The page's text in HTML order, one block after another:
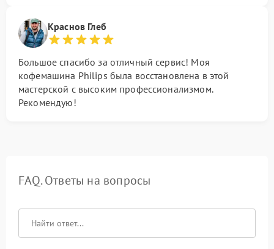
Краснов Глеб
Большое спасибо за отличный сервис! Моя
кофемашина Philips была восстановлена в этой
мастерской с высоким профессионализмом.
Рекомендую!
FAQ. Ответы на вопросы